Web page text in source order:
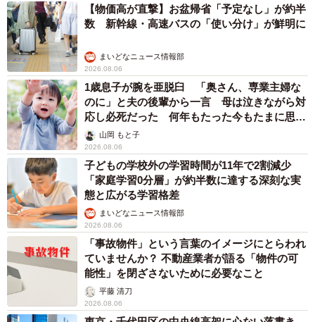
【物価高が直撃】お盆帰省「予定なし」が約半
数 新幹線・高速バスの「使い分け」が鮮明に
まいどなニュース情報部
2026.08.06
1歳息子が腕を亜脱臼 「奥さん、専業主婦な
のに」と夫の後輩から一言 母は泣きながら対
応し必死だった 何年もたった今もたまに思い
出し…山岡 もと子
2026.08.06
子どもの学校外の学習時間が11年で2割減少
「家庭学習0分層」が約半数に達する深刻な実
態と広がる学習格差
まいどなニュース情報部
2026.08.06
「事故物件」という言葉のイメージにとらわれ
ていませんか？ 不動産業者が語る「物件の可
能性」を閉ざさないために必要なこと
平藤 清刀
2026.08.06